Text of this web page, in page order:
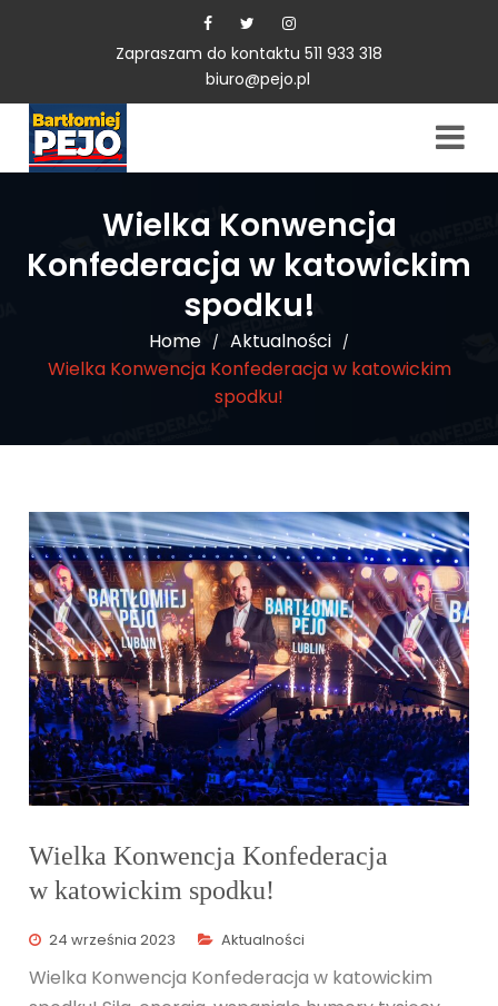
Zapraszam do kontaktu 511 933 318
biuro@pejo.pl
Wielka Konwencja
Konfederacja w katowickim
spodku!
Home / Aktualności /
Wielka Konwencja Konfederacja w katowickim
spodku!
Wielka Konwencja Konfederacja
w katowickim spodku!
24 września 2023 Aktualności
Wielka Konwencja Konfederacja w katowickim